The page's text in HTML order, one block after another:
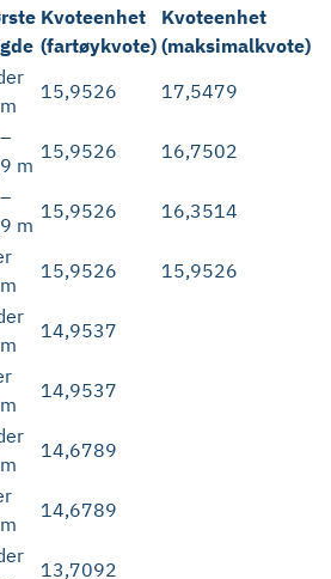
Kvoteenhet
(fartøykvote)
Kvoteenhet
(maksimalkvote)
15,9526
17,5479
m
15,9526
16,7502
m
15,9526
16,3514
15,9526 15,9526
14,9537
14,9537
14,6789
14,6789
13,7092